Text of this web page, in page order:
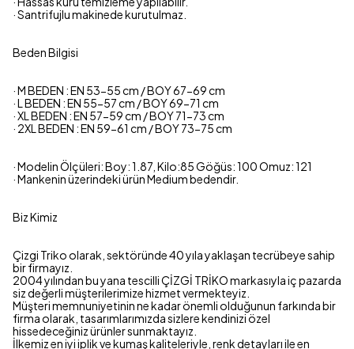
· Santrifujlu makinede kurutulmaz.
Beden Bilgisi
· M BEDEN : EN 53-55 cm / BOY 67-69 cm
· L BEDEN : EN 55-57 cm / BOY 69-71 cm
· XL BEDEN : EN 57-59 cm / BOY 71-73 cm
· 2XL BEDEN : EN 59-61 cm / BOY 73-75 cm
· Modelin Ölçüleri: Boy: 1.87, Kilo:85 Göğüs: 100 Omuz: 121
· Mankenin üzerindeki ürün Medium bedendir.
Biz Kimiz
Çizgi Triko olarak, sektöründe 40 yıla yaklaşan tecrübeye sahip
bir firmayız.
2004 yılından bu yana tescilli ÇİZGİ TRİKO markasıyla iç pazarda
siz değerli müşterilerimize hizmet vermekteyiz.
Müşteri memnuniyetinin ne kadar önemli olduğunun farkında bir
firma olarak, tasarımlarımızda sizlere kendinizi özel
hissedeceğiniz ürünler sunmaktayız.
İlkemiz en iyi iplik ve kumaş kaliteleriyle, renk detayları ile en